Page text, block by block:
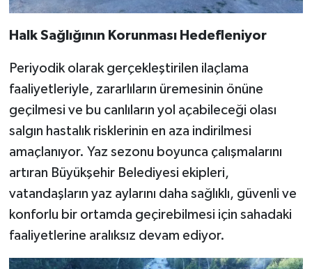
Halk Sağlığının Korunması Hedefleniyor
Periyodik olarak gerçekleştirilen ilaçlama
faaliyetleriyle, zararlıların üremesinin önüne
geçilmesi ve bu canlıların yol açabileceği olası
salgın hastalık risklerinin en aza indirilmesi
amaçlanıyor. Yaz sezonu boyunca çalışmalarını
artıran Büyükşehir Belediyesi ekipleri,
vatandaşların yaz aylarını daha sağlıklı, güvenli ve
konforlu bir ortamda geçirebilmesi için sahadaki
faaliyetlerine aralıksız devam ediyor.